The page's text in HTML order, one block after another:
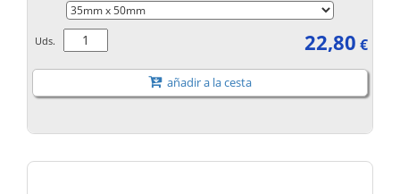
Uds. 22,80 €
añadir a la cesta